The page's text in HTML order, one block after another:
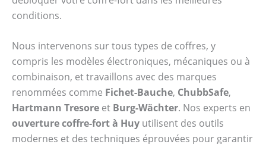
conditions.
Nous intervenons sur tous types de coffres, y
compris les modèles électroniques, mécaniques ou à
combinaison, et travaillons avec des marques
renommées comme Fichet-Bauche, ChubbSafe,
Hartmann Tresore et Burg-Wächter. Nos experts en
ouverture coffre-fort à Huy utilisent des outils
modernes et des techniques éprouvées pour garantir